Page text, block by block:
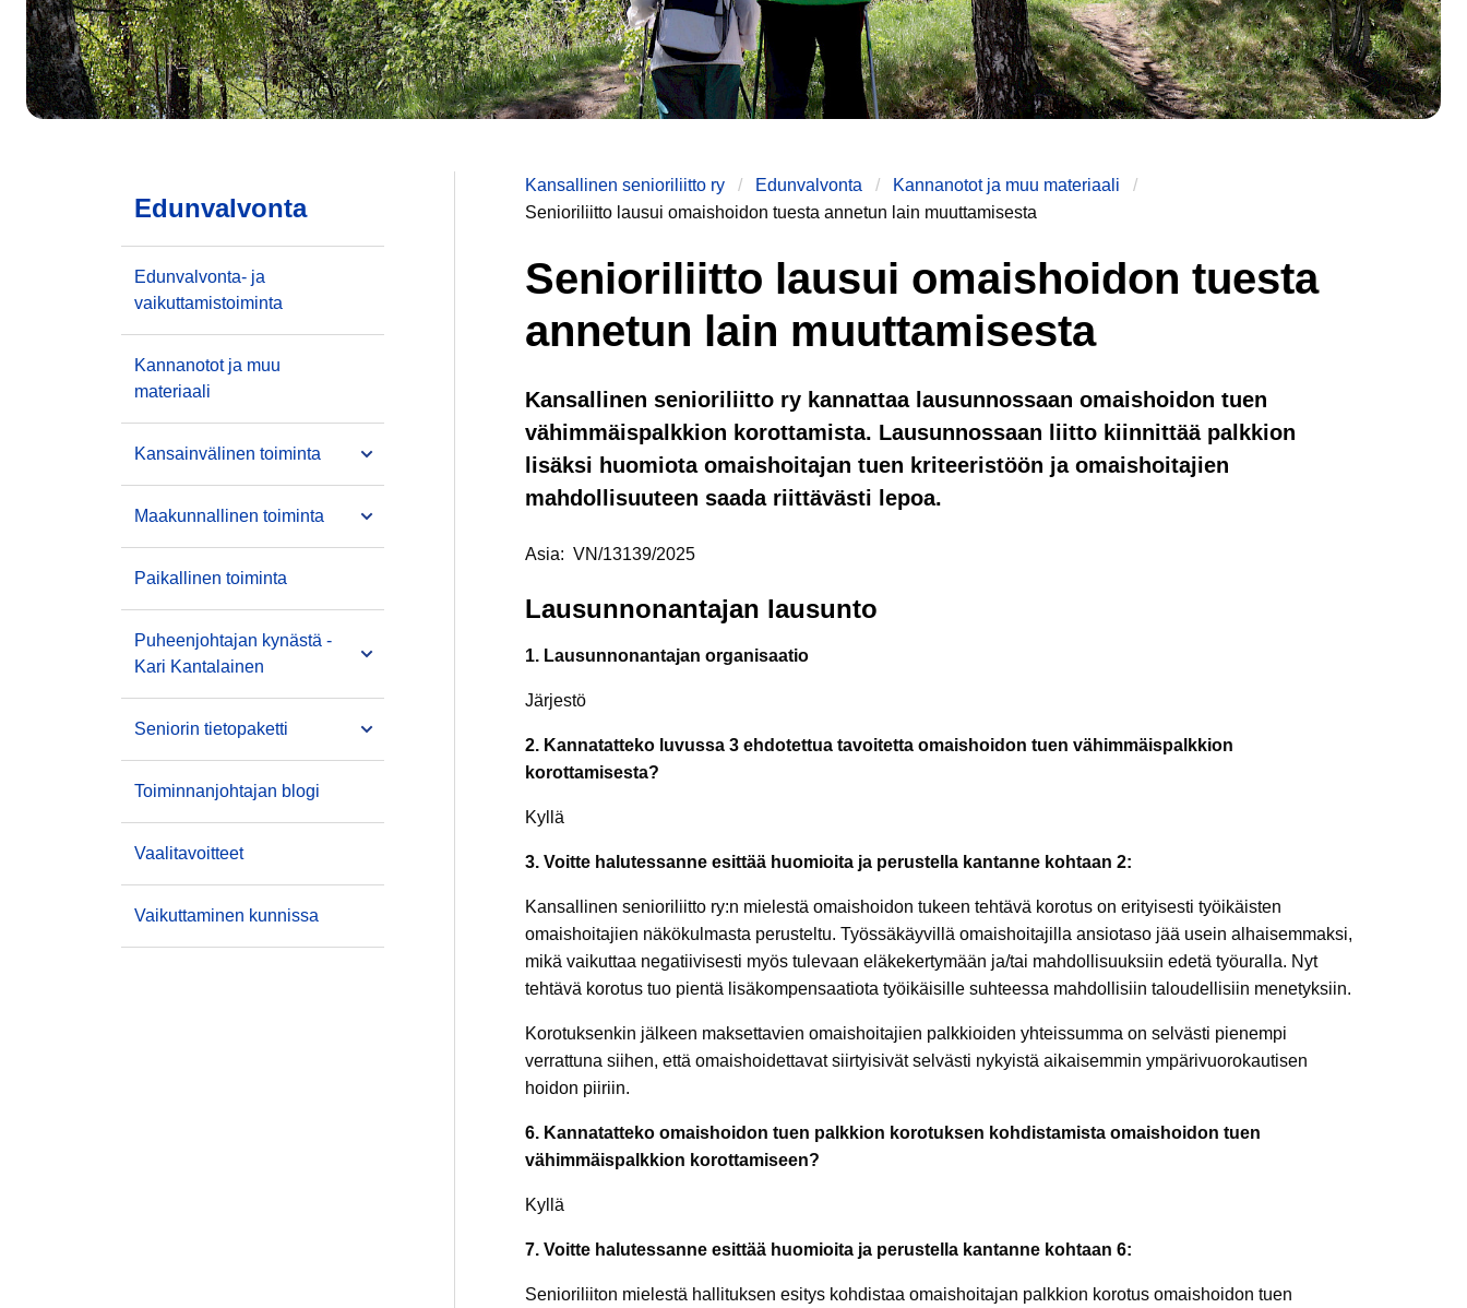
Kansallinen senioriliitto ry Edunvalvonta
Kannanotot ja muu materiaali
Senioriliitto lausui omaishoidon tuesta annetun lain muuttamisesta
Senioriliitto lausui omaishoidon tuesta
annetun lain muuttamisesta
Kansallinen senioriliitto ry kannattaa lausunnossaan omaishoidon tuen
vähimmäispalkkion korottamista. Lausunnossaan liitto kiinnittää palkkion
lisäksi huomiota omaishoitajan tuen kriteeristöön ja omaishoitajien
mahdollisuuteen saada riittävästi lepoa.
Asia: VN/13139/2025
Lausunnonantajan lausunto
1. Lausunnonantajan organisaatio
Järjestö
2. Kannatatteko luvussa 3 ehdotettua tavoitetta omaishoidon tuen vähimmäispalkkion
korottamisesta?
Kyllä
3. Voitte halutessanne esittää huomioita ja perustella kantanne kohtaan 2:
Kansallinen senioriliitto ry:n mielestä omaishoidon tukeen tehtävä korotus on erityisesti työikäisten
omaishoitajien näkökulmasta perusteltu. Työssäkäyvillä omaishoitajilla ansiotaso jää usein alhaisemmaksi,
mikä vaikuttaa negatiivisesti myös tulevaan eläkekertymään ja/tai mahdollisuuksiin edetä työuralla. Nyt
tehtävä korotus tuo pientä lisäkompensaatiota työikäisille suhteessa mahdollisiin taloudellisiin menetyksiin.
Korotuksenkin jälkeen maksettavien omaishoitajien palkkioiden yhteissumma on selvästi pienempi
verrattuna siihen, että omaishoidettavat siirtyisivät selvästi nykyistä aikaisemmin ympärivuorokautisen
hoidon piiriin.
6. Kannatatteko omaishoidon tuen palkkion korotuksen kohdistamista omaishoidon tuen
vähimmäispalkkion korottamiseen?
Kyllä
7. Voitte halutessanne esittää huomioita ja perustella kantanne kohtaan 6:
Senioriliiton mielestä hallituksen esitys kohdistaa omaishoitajan palkkion korotus omaishoidon tuen
Edunvalvonta
Edunvalvonta- ja
vaikuttamistoiminta
Kannanotot ja muu
materiaali
Kansainvälinen toiminta
Maakunnallinen toiminta
Paikallinen toiminta
Puheenjohtajan kynästä -
Kari Kantalainen
Seniorin tietopaketti
Toiminnanjohtajan blogi
Vaalitavoitteet
Vaikuttaminen kunnissa